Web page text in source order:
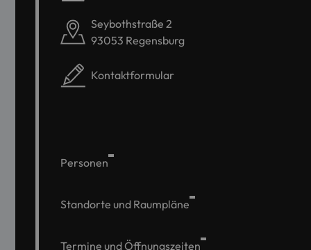
Seybothstraße 2
93053 Regensburg
Kontaktformular
Personen
Standorte und Raumpläne
Termine und Öffnungszeiten